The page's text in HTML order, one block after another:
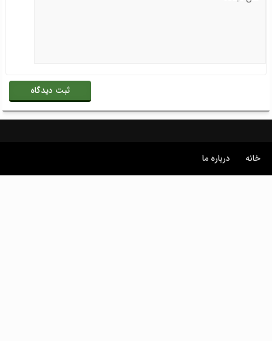
خانه درباره ما